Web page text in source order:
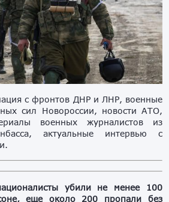
с фронтов ДНР и ЛНР, военные
сил Новороссии, новости АТО,
военных журналистов из
актуальные интервью с
убили не менее 100
еще около 200 пропали без